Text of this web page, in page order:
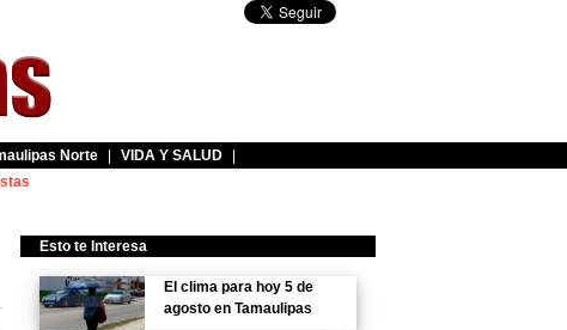
Norte VIDA Y SALUD
Esto te Interesa
El clima para hoy 5 de
agosto en Tamaulipas